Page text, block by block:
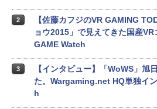
2
【佐藤カフジのVR GAMING
ョウ2015」で見えてきた国産
GAME Watch
3
【インタビュー】「WoWS」旭
た。Wargaming.net HQ単独イ
h